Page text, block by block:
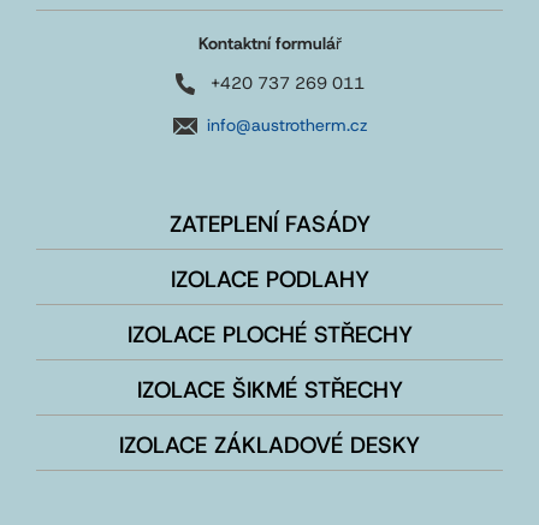
Kontaktní formulář
+420 737 269 011
info@austrotherm.cz
ZATEPLENÍ FASÁDY
IZOLACE PODLAHY
IZOLACE PLOCHÉ STŘECHY
IZOLACE ŠIKMÉ STŘECHY
IZOLACE ZÁKLADOVÉ DESKY